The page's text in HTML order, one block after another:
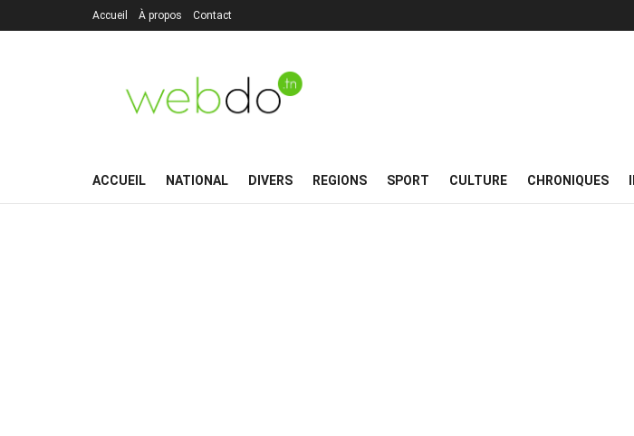
Accueil À propos Contact
ACCUEIL NATIONAL DIVERS REGIONS SPORT CULTURE CHRONIQUES